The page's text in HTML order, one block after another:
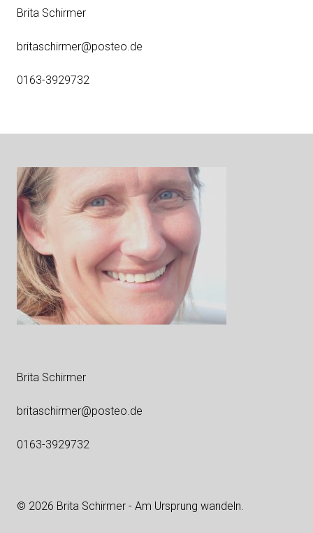
Brita Schirmer
britaschirmer@posteo.de
0163-3929732
Brita Schirmer
britaschirmer@posteo.de
0163-3929732
© 2026 Brita Schirmer - Am Ursprung wandeln.